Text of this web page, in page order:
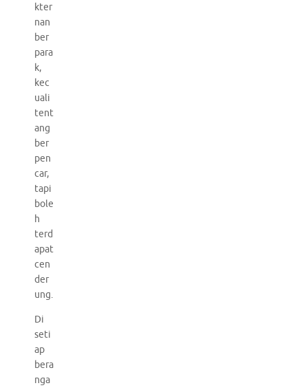
kter
nan
ber
para
k,
kec
uali
tent
ang
ber
pen
car,
tapi
bole
h
terd
apat
cen
der
ung.
Di
seti
ap
bera
nga